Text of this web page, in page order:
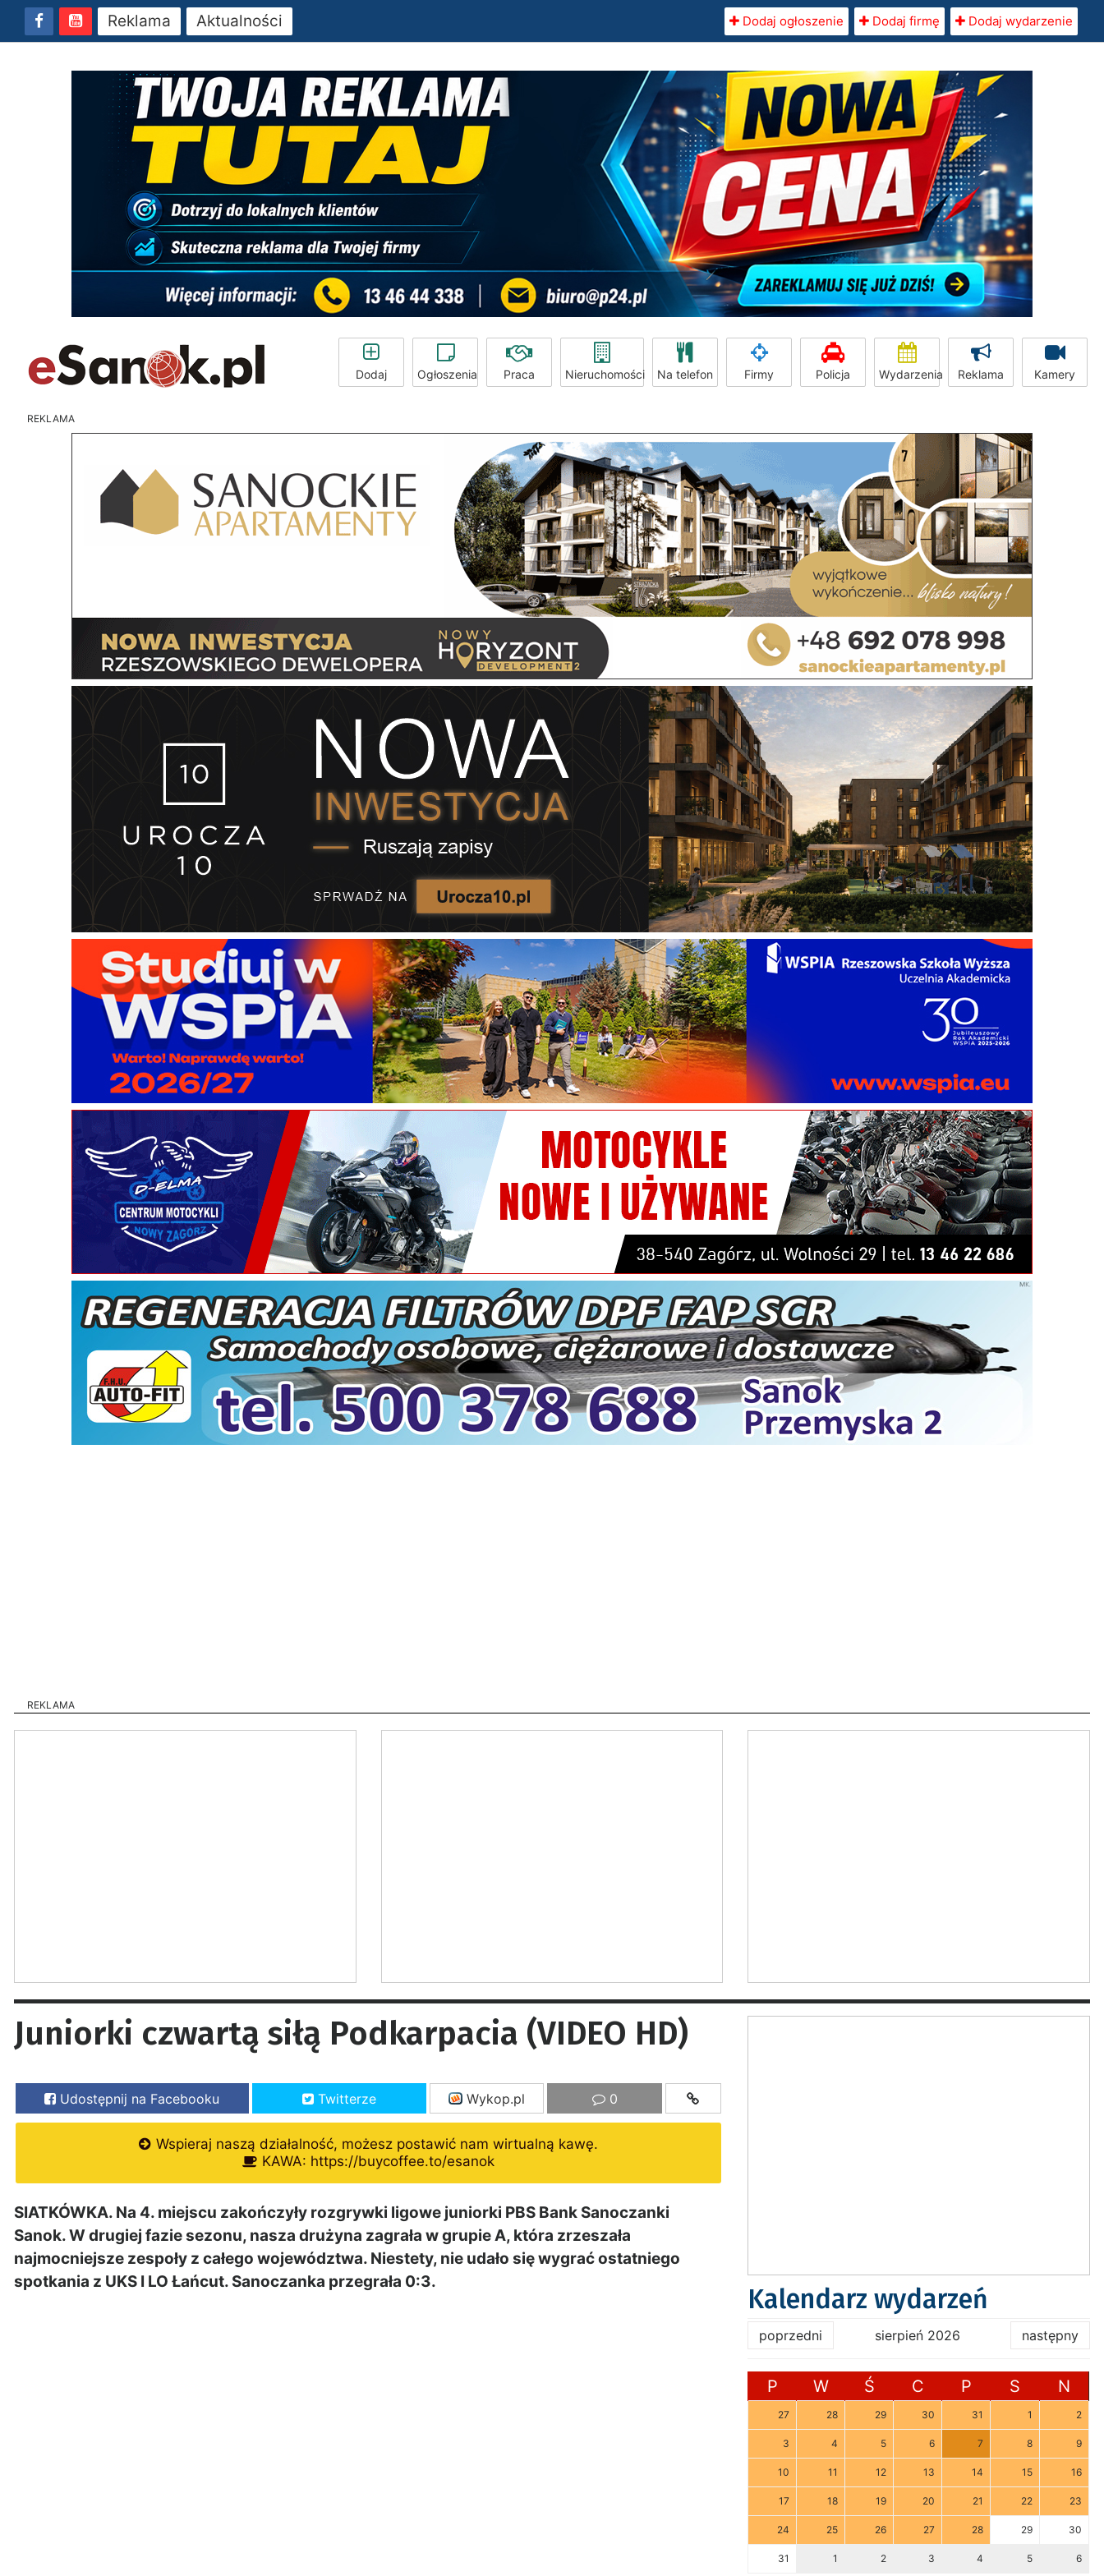
Reklama Aktualności Dodaj ogłoszenie Dodaj firmę Dodaj wydarzenie
Dodaj Ogłoszenia Praca Nieruchomości Na telefon Firmy Policja Wydarzenia Reklama Kamery
REKLAMA
REKLAMA
Juniorki czwartą siłą Podkarpacia (VIDEO HD)
Udostępnij na Facebooku Twitterze Wykop.pl 0
Wspieraj naszą działalność, możesz postawić nam wirtualną kawę.
KAWA: https://buycoffee.to/esanok
SIATKÓWKA. Na 4. miejscu zakończyły rozgrywki ligowe juniorki PBS Bank Sanoczanki
Sanok. W drugiej fazie sezonu, nasza drużyna zagrała w grupie A, która zrzeszała
najmocniejsze zespoły z całego województwa. Niestety, nie udało się wygrać ostatniego
spotkania z UKS I LO Łańcut. Sanoczanka przegrała 0:3.
Kalendarz wydarzeń
poprzedni sierpień 2026 następny
P W Ś C P S N
27 28 29 30 31 1 2
3 4 5 6 7 8 9
10 11 12 13 14 15 16
17 18 19 20 21 22 23
24 25 26 27 28 29 30
31 1 2 3 4 5 6